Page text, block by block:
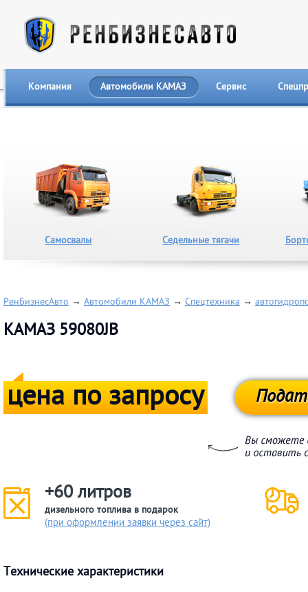
Компания Автомобили КАМАЗ Сервис
Самосвалы Седельные тягачи
РенБизнесАвто → Автомобили КАМАЗ → Спецтехника →
КАМАЗ 59080JB
цена по запросу
+60 литров
дизельного топлива в подарок
(при оформлении заявки через сайт)
Технические характеристики